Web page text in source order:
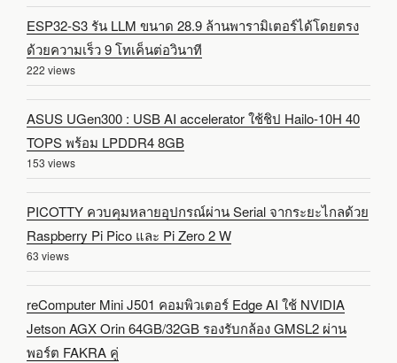
ESP32-S3 รัน LLM ขนาด 28.9 ล้านพารามิเตอร์ได้โดยตรง
ด้วยความเร็ว 9 โทเค็นต่อวินาที
222 views
ASUS UGen300 : USB AI accelerator ใช้ชิป Hailo-10H 40
TOPS พร้อม LPDDR4 8GB
153 views
PICOTTY ควบคุมหลายอุปกรณ์ผ่าน Serial จากระยะไกลด้วย
Raspberry Pi Pico และ Pi Zero 2 W
63 views
reComputer Mini J501 คอมพิวเตอร์ Edge AI ใช้ NVIDIA
Jetson AGX Orin 64GB/32GB รองรับกล้อง GMSL2 ผ่าน
พอร์ต FAKRA คู่